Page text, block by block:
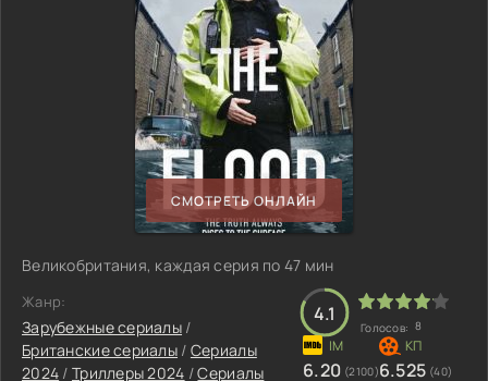
СМОТРЕТЬ ОНЛАЙН
Великобритания, каждая серия по 47 мин
Жанр:
Зарубежные сериалы /
Британские сериалы / Сериалы
2024 / Триллеры 2024 /Сериалы
4.1
Голосов: 8
6.20 (2100)6.525 (40)